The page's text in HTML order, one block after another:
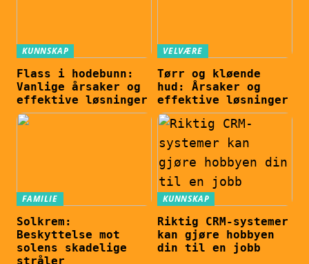
KUNNSKAP
Flass i hodebunn:
Vanlige årsaker og
effektive løsninger
VELVÆRE
Tørr og kløende
hud: Årsaker og
effektive løsninger
FAMILIE
Solkrem:
Beskyttelse mot
solens skadelige
stråler
KUNNSKAP
Riktig CRM-systemer
kan gjøre hobbyen
din til en jobb